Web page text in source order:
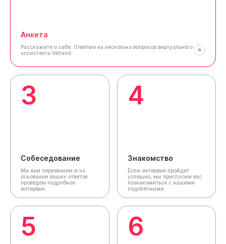
Анкета
Расскажите о себе. Ответьте на несколько вопросов виртуального
ассистента Vetland.
3
Собеседование
Мы вам перезвоним и на
основании ваших ответов
проведем подробное
интервью.
4
Знакомство
Если интервью пройдет
успешно, мы пригласим вас
познакомиться с нашими
подопечными.
5 6